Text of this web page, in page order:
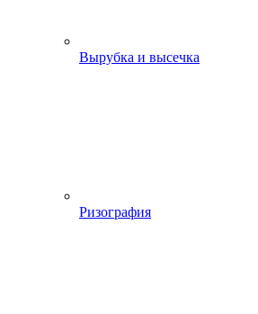
Вырубка и высечка
Ризография